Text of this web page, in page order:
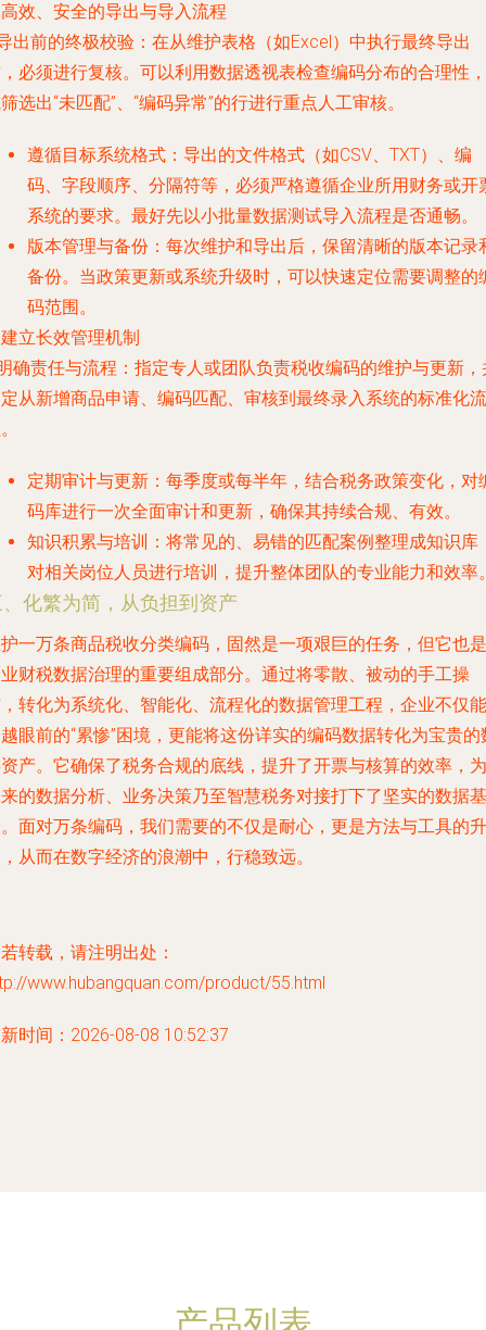
效、安全的导出与导入流程
出前的终极校验 ：在从维护表格（如Excel）中执行最终导出
必须进行复核。可以利用数据透视表检查编码分布的合理性，
选出“未匹配”、“编码异常”的行进行重点人工审核。
遵循目标系统格式 ：导出的文件格式（如CSV、TXT）、编
码、字段顺序、分隔符等，必须严格遵循企业所用财务或开
系统的要求。最好先以小批量数据测试导入流程是否通畅。
版本管理与备份 ：每次维护和导出后，保留清晰的版本记录
备份。当政策更新或系统升级时，可以快速定位需要调整的
码范围。
立长效管理机制
确责任与流程 ：指定专人或团队负责税收编码的维护与更新，
从新增商品申请、编码匹配、审核到最终录入系统的标准化流
定期审计与更新 ：每季度或每半年，结合税务政策变化，对
码库进行一次全面审计和更新，确保其持续合规、有效。
知识积累与培训
：将常见的、易错的匹配案例整理成知识库
对相关岗位人员进行培训，提升整体团队的专业能力和效率
化繁为简，从负担到资产
一万条商品税收分类编码，固然是一项艰巨的任务，但它也是
财税数据治理的重要组成部分。通过将零散、被动的手工操
转化为系统化、智能化、流程化的数据管理工程，企业不仅能
眼前的“累惨”困境，更能将这份详实的编码数据转化为宝贵的
产。它确保了税务合规的底线，提升了开票与核算的效率，为
的数据分析、业务决策乃至智慧税务对接打下了坚实的数据基
面对万条编码，我们需要的不仅是耐心，更是方法与工具的升
从而在数字经济的浪潮中，行稳致远。
转载，请注明出处：
www.hubangquan.com/product/55.html
时间：2026-08-08 10:52:37